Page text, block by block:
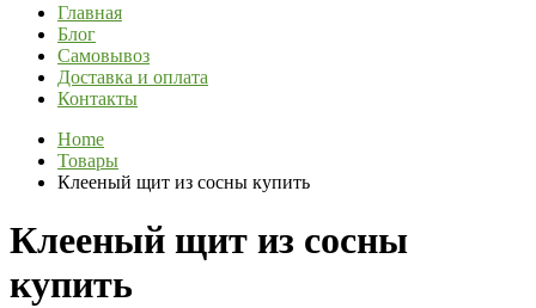
Главная
Блог
Самовывоз
Доставка и оплата
Контакты
Home
Товары
Клееный щит из сосны купить
Клееный щит из сосны
купить